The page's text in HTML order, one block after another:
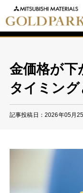
金価格が下
タイミン
記事投稿日：2026年05月25